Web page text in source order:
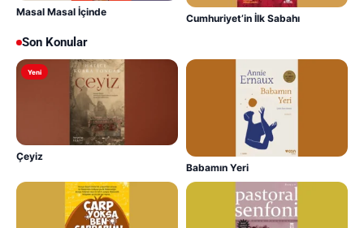
Masal Masal İçinde
Cumhuriyet’in İlk Sabahı
Son Konular
Yeni
Çeyiz
Babamın Yeri